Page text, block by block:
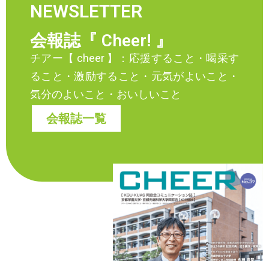
NEWSLETTER
会報誌『 Cheer! 』
チアー【 cheer 】：応援すること・喝采す
ること・激励すること・元気がよいこと・
気分のよいこと・おいしいこと
会報誌一覧